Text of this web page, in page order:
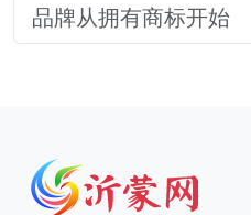
品牌从拥有商标开始